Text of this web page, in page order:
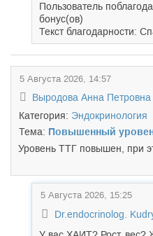
Пользователь
бонус(ов)
Текст благодарности:
5 Августа 2026, 14:57
Выродова Анна Петровна
Категория: Эндокринология
Тема: Повышенный
Уровень ТТГ повышен, при
5 Августа 2026, 15:25
Dr.endocrinolog.